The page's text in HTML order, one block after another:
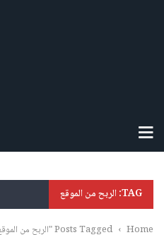
TAG: الربح من الموقع
Home
› Posts Tagged "الربح من الموقع"